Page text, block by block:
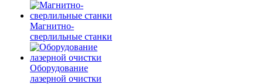
Магнитно-
сверлильные станки
Оборудование
лазерной очистки